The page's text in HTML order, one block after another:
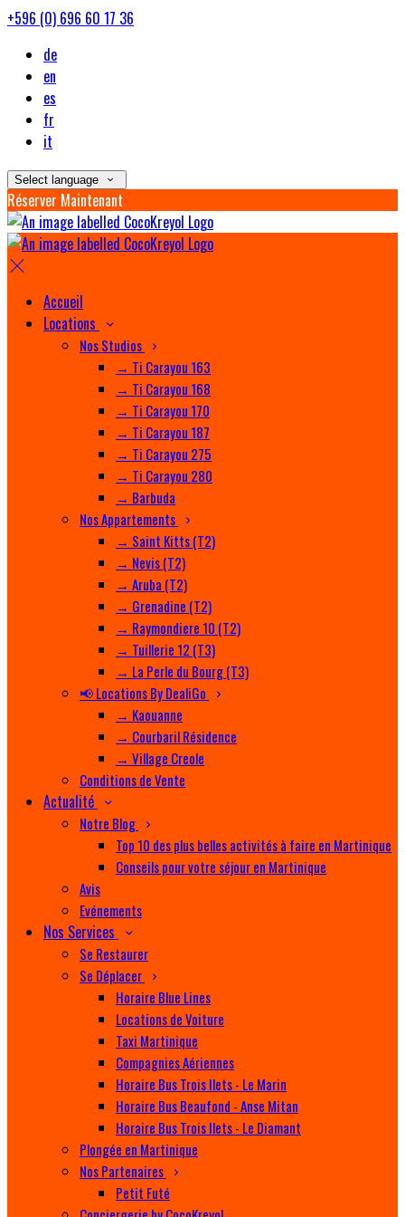
+596 (0) 696 60 17 36
de
en
es
fr
it
Select language
Réserver Maintenant
Accueil
Locations
Nos Studios
→ Ti Carayou 163
→ Ti Carayou 168
→ Ti Carayou 170
→ Ti Carayou 187
→ Ti Carayou 275
→ Ti Carayou 280
→ Barbuda
Nos Appartements
→ Saint Kitts (T2)
→ Nevis (T2)
→ Aruba (T2)
→ Grenadine (T2)
→ Raymondiere 10 (T2)
→ Tuillerie 12 (T3)
→ La Perle du Bourg (T3)
📢 Locations By DealiGo
→ Kaouanne
→ Courbaril Résidence
→ Village Creole
Conditions de Vente
Actualité
Notre Blog
Top 10 des plus belles activités à faire en Martinique
Conseils pour votre séjour en Martinique
Avis
Evénements
Nos Services
Se Restaurer
Se Déplacer
Horaire Blue Lines
Locations de Voiture
Taxi Martinique
Compagnies Aériennes
Horaire Bus Trois Ilets - Le Marin
Horaire Bus Beaufond - Anse Mitan
Horaire Bus Trois Ilets - Le Diamant
Plongée en Martinique
Nos Partenaires
Petit Futé